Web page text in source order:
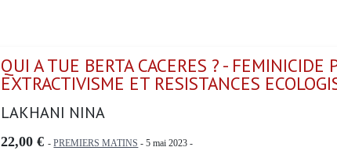
QUI A TUE BERTA CACERES ? - FEMINICIDE
EXTRACTIVISME ET RESISTANCES
LAKHANI NINA
22,00 € -PREMIERS MATINS - 5 mai 2023 -